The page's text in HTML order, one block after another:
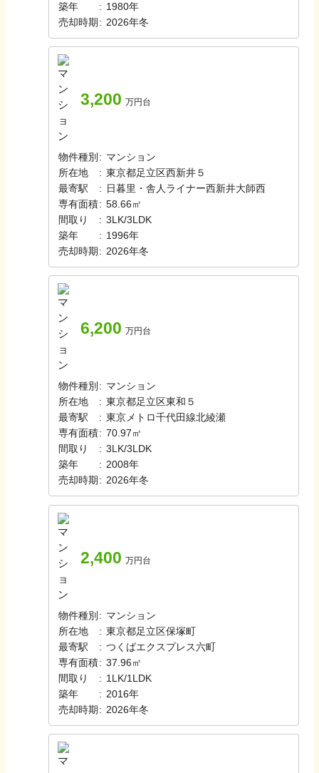
築年
: 1980年
売却時期 : 2026年冬
3,200 万円台
物件種別 : マンション
所在地
: 東京都足立区西新井５
最寄駅
: 日暮里・舎人ライナー西新井大師西
専有面積: 58.66㎡
間取り
: 3LK/3LDK
築年
: 1996年
売却時期 : 2026年冬
6,200 万円台
物件種別 : マンション
所在地
: 東京都足立区東和５
最寄駅
: 東京メトロ千代田線北綾瀬
専有面積: 70.97㎡
間取り
: 3LK/3LDK
築年
: 2008年
売却時期 : 2026年冬
2,400 万円台
物件種別 : マンション
所在地
: 東京都足立区保塚町
最寄駅
: つくばエクスプレス六町
専有面積: 37.96㎡
間取り
: 1LK/1LDK
築年
: 2016年
売却時期 : 2026年冬